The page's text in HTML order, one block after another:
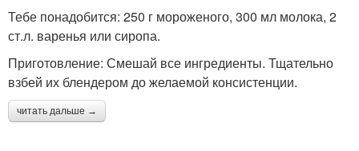
Тебе понадобится: 250 г мороженого, 300 мл молока, 2
ст.л. варенья или сиропа.
Приготовление: Смешай все ингредиенты. Тщательно
взбей их блендером до желаемой консистенции.
читать дальше →